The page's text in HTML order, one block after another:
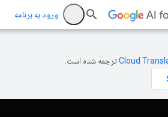
ورود به برنامه
ترجمه شده است.